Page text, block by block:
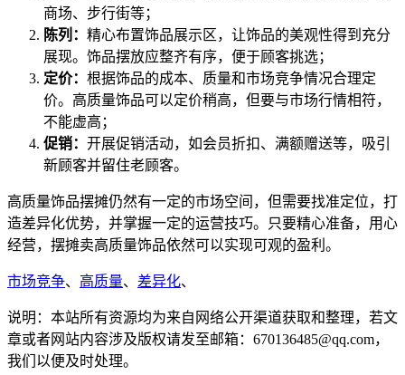
商场、步行街等；
陈列： 精心布置饰品展示区，让饰品的美观性得到充分
展现。饰品摆放应整齐有序，便于顾客挑选；
定价： 根据饰品的成本、质量和市场竞争情况合理定
价。高质量饰品可以定价稍高，但要与市场行情相符，
不能虚高；
促销： 开展促销活动，如会员折扣、满额赠送等，吸引
新顾客并留住老顾客。
高质量饰品摆摊仍然有一定的市场空间，但需要找准定位，打
造差异化优势，并掌握一定的运营技巧。只要精心准备，用心
经营，摆摊卖高质量饰品依然可以实现可观的盈利。
市场竞争、 高质量、 差异化、
说明：本站所有资源均为来自网络公开渠道获取和整理，若文
章或者网站内容涉及版权请发至邮箱：670136485@qq.com，
我们以便及时处理。